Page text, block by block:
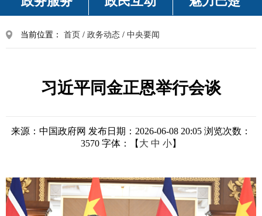
当前位置： 首页 / 政务动态 / 中央要闻
习近平同金正恩举行会谈
来源：中国政府网 发布日期：2026-06-08 20:05 浏览次数：
3570 字体：【 大 中 小】